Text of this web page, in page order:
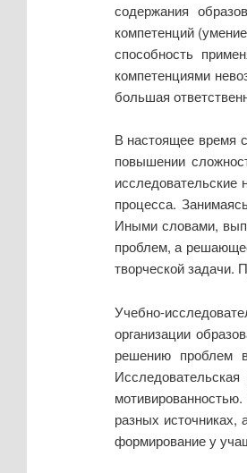
содержания
компетенций
способность
компетенциями
большая
В настоящее время
повышении
процесса.
Иными словами,
проблем, а
творческой задачи.
Учебно-
организации
решению проблем
разных источниках,
формирование у